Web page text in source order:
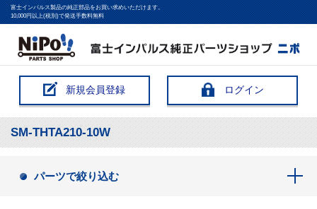
富士インパルス製品の純正部品をお買い求めいただけます。
10,000円以上(税別)で発送手数料無料
新規会員登録 ログイン
SM-THTA210-10W
パーツで絞り込む